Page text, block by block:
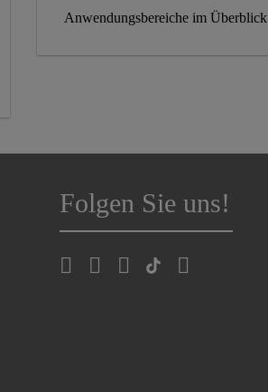
Anwendungsbereiche im Überblick
Folgen Sie uns!